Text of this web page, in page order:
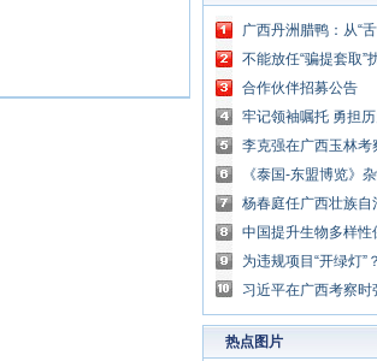
广西丹洲腊鸭：从“
的“利器”
不能放任“骗提套取”
合作伙伴招募公告
牢记领袖嘱托 勇担
代中国特色社会主义
李克强在广西玉林考
《泰国-东盟博览》
讲好中国与东盟合作
杨春庭任广西壮族自
中国提升生物多样
为违规项目“开绿灯”
破肚”
习近平在广西考察
心聚力担当实干 建
壮美
热点图片